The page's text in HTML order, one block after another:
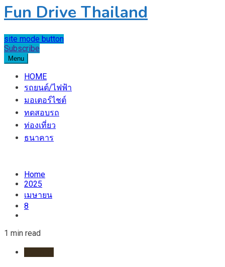
Fun Drive Thailand
site mode button
Subscribe
Menu
HOME
รถยนต์/ไฟฟ้า
มอเตอร์ไชต์
ทดสอบรถ
ท่องเที่ยว
ธนาคาร
Home
2025
เมษายน
8
1 min read